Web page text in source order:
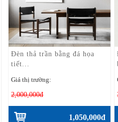
Đèn thả trần bằng đá họa
tiết...
Giá thị trường:
2,000,000đ
1,050,000đ